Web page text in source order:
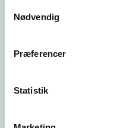
Nødvendig
Præferencer
Statistik
Virksomhedstype